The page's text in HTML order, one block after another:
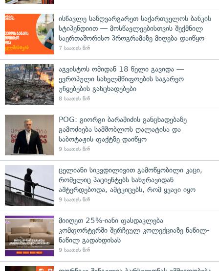
ისწავლე საზღვარგარეთ საქართველოს ბანკის
სტიპენდიით — მოსწავლეებისთვის შექმნილ
საერთაშორისო პროგრამაზე მიღება დაიწყო
7 საათის წინ
აგვისტოს ომიდან 18 წელი გავიდა —
ევროპული სახელმწიფოების საგარეო
უწყებების განცხადებები
8 საათის წინ
POG: გიორგი ბარამიძის განცხადებაზე
გამოძიება სამშობლოს ღალატისა და
საბოტაჟის ფაქტზე დაიწყო
9 საათის წინ
ცელიანი სიკვდილივით გამოწყობილი კაცი,
რომელიც პაციენტებს სახურავიდან
აშტერდებოდა, ამტკიცებს, რომ ყვავი იყო
9 საათის წინ
მიიღეთ 25%-იანი ფასდაკლება
კომფორტერში შერჩეულ კოლექციაზე ნაწილ-
ნაწილ გადახდისას
9 საათის წინ